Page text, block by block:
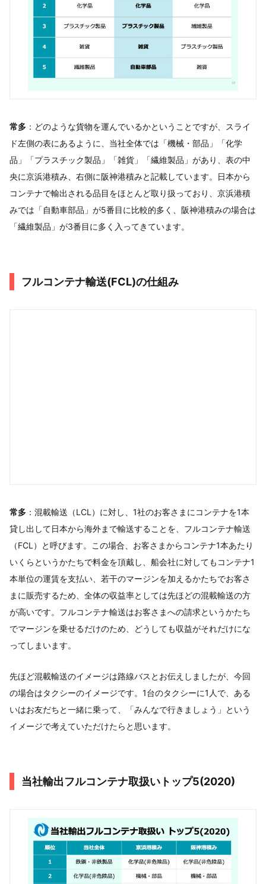
常多 ：どのような貨物を運んでいるかということですが、スライ
ド左側の表にあるように、当社全体では「機械・部品」「化学
品」「プラスチック製品」「雑貨」「繊維製品」があり、表の中
央に京浜港積み、右側に阪神港積みと記載しています。日本から
コンテナで輸出される品目をほとんど取り扱っており、京浜港積
みでは「自動車部品」が5番目に比較的多く、阪神港積みの場合は
「繊維製品」が3番目に多く入ってきています。
フルコンテナ輸送(FCL)の仕組み
常多 ：混載輸送（LCL）に対し、1社のお客さまにコンテナを1本
貸し出して日本から海外まで輸送することを、フルコンテナ輸送
（FCL）と呼びます。この場合、お客さまからコンテナ1本あたり
いくらというかたちで料金を頂戴し、船会社に対してもコンテナ1
本単位の運賃を支払い、若干のマージンを加えるかたちでお客さ
まに販売するため、全体の収益率としては先ほどの混載輸送の方
が高いです。フルコンテナ輸送はお客さまへの請求というかたち
でマージンを乗せるだけのため、どうしても収益がそれだけにな
ってしまいます。
先ほど混載輸送のイメージは路線バスとお伝えしましたが、今回
の場合はタクシーのイメージです。1台のタクシーに1人で、ある
いはお友だちと一緒に乗って、「みんなで行きましょう」という
イメージで考えていただけたらと思います。
当社輸出フルコンテナ取扱いトップ5(2020)